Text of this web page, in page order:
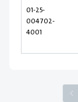
01-25-
004702-
4001